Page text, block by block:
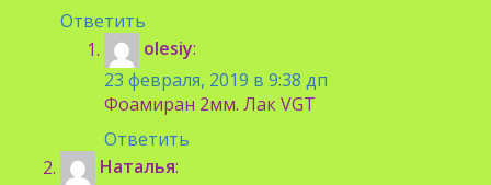
Ответить
olesiy:
23 февраля, 2019 в 9:38 дп
Фоамиран 2мм. Лак VGT
Ответить
Наталья: